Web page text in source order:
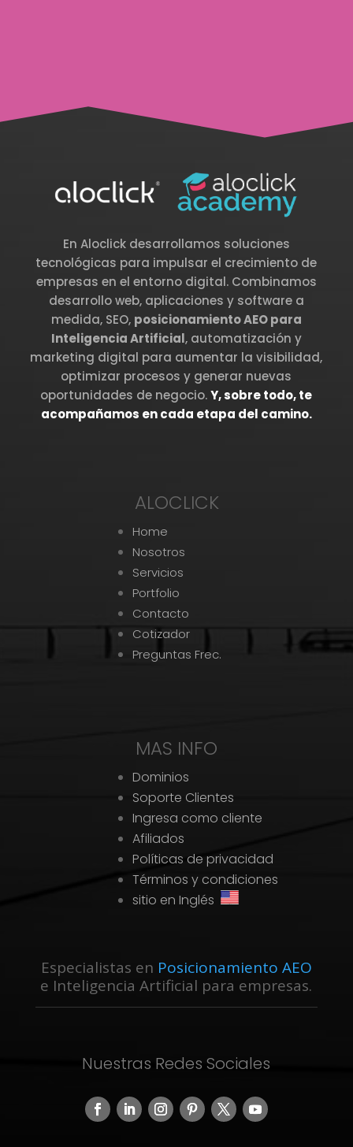
En Aloclick desarrollamos soluciones
tecnológicas para impulsar el crecimiento de
empresas en el entorno digital. Combinamos
desarrollo web, aplicaciones y software a
medida, SEO, posicionamiento AEO para
Inteligencia Artificial, automatización y
marketing digital para aumentar la visibilidad,
optimizar procesos y generar nuevas
oportunidades de negocio.Y, sobre todo, te
acompañamos en cada etapa del camino.
ALOCLICK
Home
Nosotros
Servicios
Portfolio
Contacto
Cotizador
Preguntas Frec.
MAS INFO
Dominios
Soporte Clientes
Ingresa como cliente
Afiliados
Políticas de privacidad
Términos y condiciones
sitio en Inglés
Especialistas en Posicionamiento AEO
e Inteligencia Artificial para empresas.
Nuestras Redes Sociales